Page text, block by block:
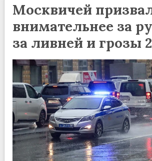
Москвичей
внимательнее за
за ливней и грозы